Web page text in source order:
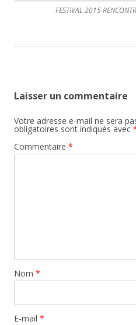
FESTIVAL 2015
Laisser un commentaire
Votre adresse e-mail ne sera
obligatoires sont indiqués avec
Commentaire *
Nom *
E-mail *